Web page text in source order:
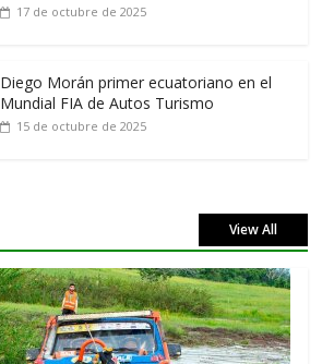
17 de octubre de 2025
Diego Morán primer ecuatoriano en el
Mundial FIA de Autos Turismo
15 de octubre de 2025
View All